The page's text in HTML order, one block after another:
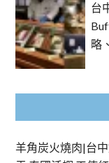
台
略
羊角炭火燒肉|台